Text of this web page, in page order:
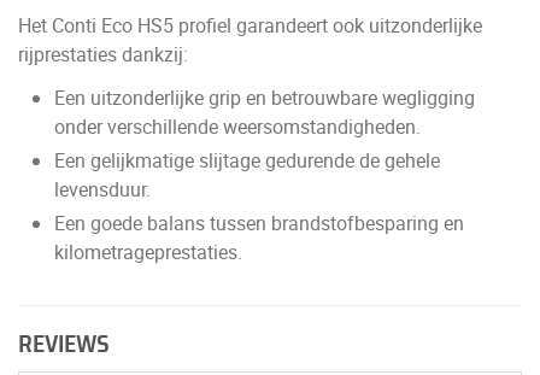
Het Conti Eco HS5 profiel garandeert ook uitzonderlijke
rijprestaties dankzij:
Een uitzonderlijke grip en betrouwbare wegligging
onder verschillende weersomstandigheden.
Een gelijkmatige slijtage gedurende de gehele
levensduur.
Een goede balans tussen brandstofbesparing en
kilometrageprestaties.
REVIEWS